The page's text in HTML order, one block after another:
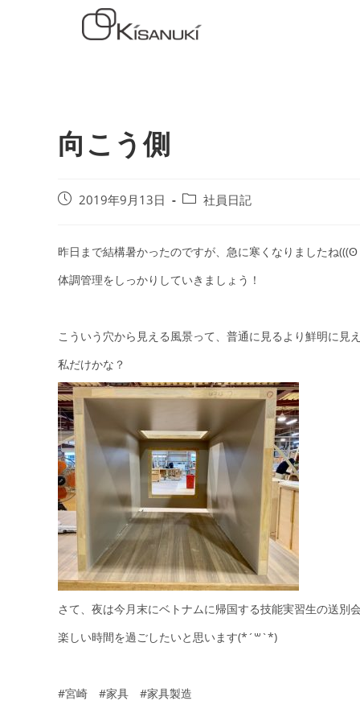
向こう側
2019年9月13日 社員日記
昨日まで結構暑かったのですが、急に寒くなりましたね
体調管理をしっかりしていきましょう！
こういう穴から見える風景って、普通に見るより鮮明に見
私だけかな？
さて、夜は今月末にベトナムに帰国する技能実習生の送別
楽しい時間を過ごしたいと思います(*´꒳`*)
#宮崎 #家具 #家具製造